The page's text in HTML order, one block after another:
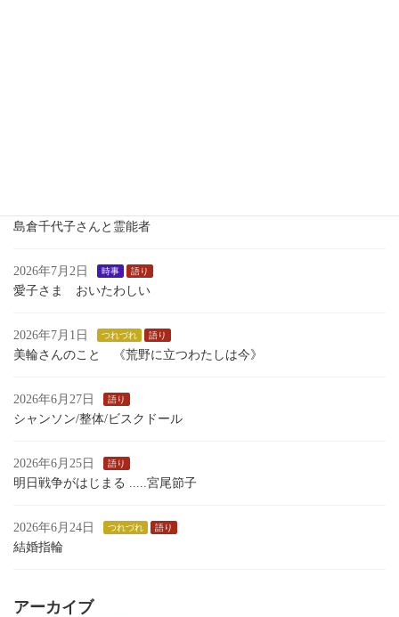
島倉千代子さんと霊能者
2026年7月2日 時事 語り
愛子さま おいたわしい
2026年7月1日 つれづれ 語り
美輪さんのこと 《荒野に立つわたしは今》
2026年6月27日 語り
シャンソン/整体/ビスクドール
2026年6月25日 語り
明日戦争がはじまる .....宮尾節子
2026年6月24日 つれづれ 語り
結婚指輪
アーカイブ